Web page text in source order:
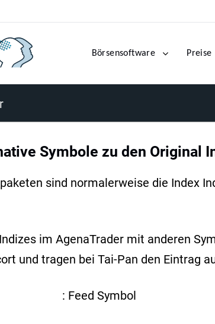
Börsensoftware Preise
Symbole zu den Original
sind normalerweise die Index
im AgenaTrader mit anderen
und tragen bei Tai-Pan den Eintrag
Symbol